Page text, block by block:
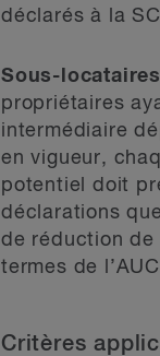
déclarés à la
Sous-
propriétaires
intermédiaire
en vigueur,
potentiel doit
déclarations
de réduction de
termes de
Critères